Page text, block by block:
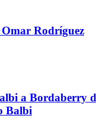
Rodríguez
a Bordaberry
Balbi